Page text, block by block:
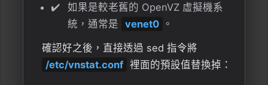
如果是較老舊的 OpenVZ 虛擬機系
統，通常是
venet0 。
確認好之後，直接透過 sed 指令將
/etc/vnstat.conf 裡面的預設值替換掉：